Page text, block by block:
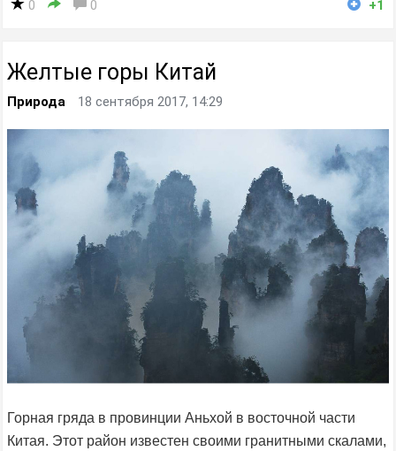
0 0 +1
Желтые горы Китай
Природа 18 сентября 2017, 14:29
Горная гряда в провинции Аньхой в восточной части
Китая. Этот район известен своими гранитными скалами,